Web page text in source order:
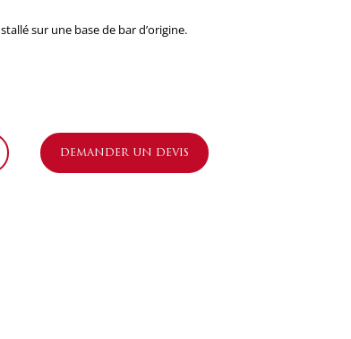
sur une base de bar d’origine.
demander un devis